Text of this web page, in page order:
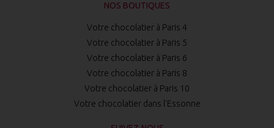
NOS BOUTIQUES
Votre chocolatier à Paris 4
Votre chocolatier à Paris 5
Votre chocolatier à Paris 6
Votre chocolatier à Paris 8
Votre chocolatier à Paris 10
Votre chocolatier dans l'Essonne